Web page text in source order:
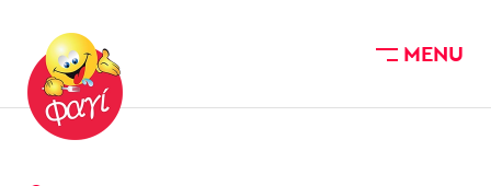
Skip to main content MENU